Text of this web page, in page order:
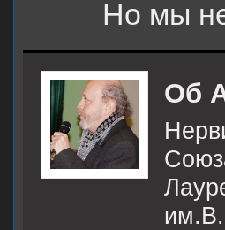
Но мы
Об